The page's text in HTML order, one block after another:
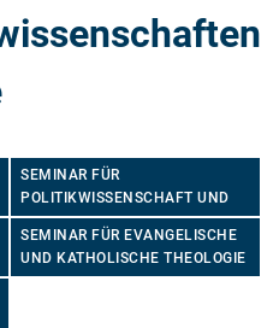
SEMINAR FÜR
POLITIKWISSENSCHAFT UND
POLITIKDIDAKTIK
SEMINAR FÜR EVANGELISCHE
UND KATHOLISCHE THEOLOGIE